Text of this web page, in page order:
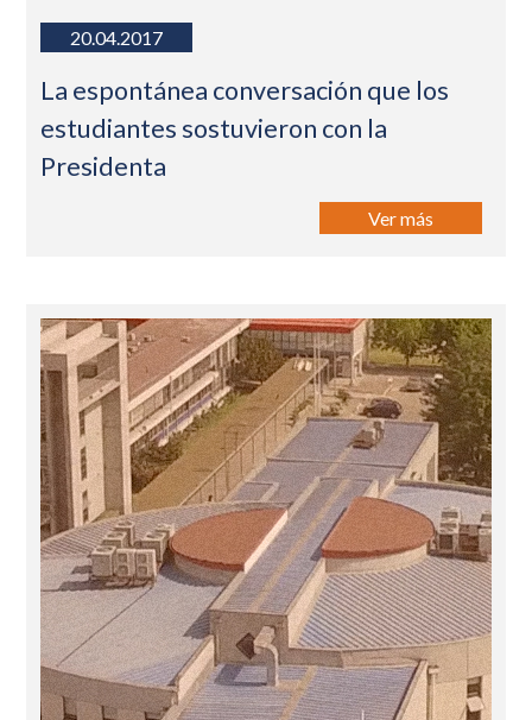
20.04.2017
La espontánea conversación que los
estudiantes sostuvieron con la
Presidenta
Ver más